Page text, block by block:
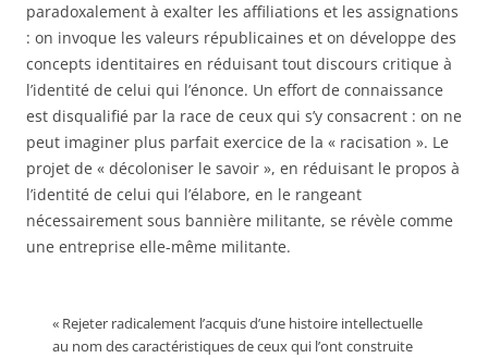
paradoxalement à exalter les affiliations et les assignations
: on invoque les valeurs républicaines et on développe des
concepts identitaires en réduisant tout discours critique à
l’identité de celui qui l’énonce. Un effort de connaissance
est disqualifié par la race de ceux qui s’y consacrent : on ne
peut imaginer plus parfait exercice de la « racisation ». Le
projet de « décoloniser le savoir », en réduisant le propos à
l’identité de celui qui l’élabore, en le rangeant
nécessairement sous bannière militante, se révèle comme
une entreprise elle-même militante.
« Rejeter radicalement l’acquis d’une histoire intellectuelle
au nom des caractéristiques de ceux qui l’ont construite